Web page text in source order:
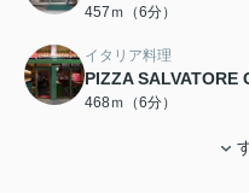
457ｍ（6分）
イタリア料理
PIZZA SALVATORE
468ｍ（6分）